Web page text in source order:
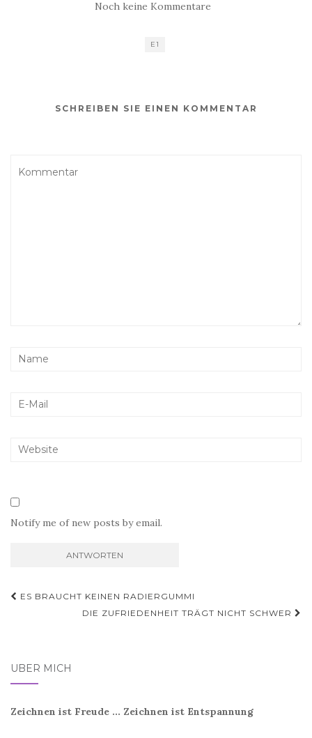
Noch keine Kommentare
E1
SCHREIBEN SIE EINEN KOMMENTAR
Notify me of new posts by email.
Beitragsnavigation
ES BRAUCHT KEINEN RADIERGUMMI
DIE ZUFRIEDENHEIT TRÄGT NICHT SCHWER
ÜBER MICH
Zeichnen ist Freude ... Zeichnen ist Entspannung